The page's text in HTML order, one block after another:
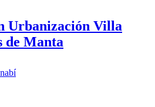
Urbanización Villa
de Manta